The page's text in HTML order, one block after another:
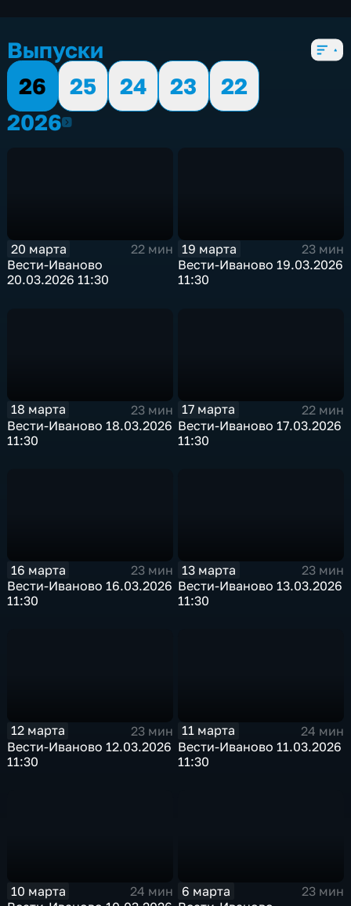
Выпуски
26
25 24 23
22
20262026
20 марта
22 мин
Вести-Иваново
20.03.2026 11:30
19 марта
23 мин
Вести-Иваново 19.03.2026
11:30
18 марта
23 мин
Вести-Иваново 18.03.2026
11:30
17 марта
22 мин
Вести-Иваново 17.03.2026
11:30
16 марта
23 мин
Вести-Иваново 16.03.2026
11:30
13 марта
23 мин
Вести-Иваново 13.03.2026
11:30
12 марта
23 мин
Вести-Иваново 12.03.2026
11:30
11 марта
24 мин
Вести-Иваново 11.03.2026
11:30
10 марта
24 мин
6 марта
23 мин